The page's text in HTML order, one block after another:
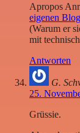
Apropos
eigenen Blog
(Warum er
mit
Antworten
G.
25.
Grüssie.